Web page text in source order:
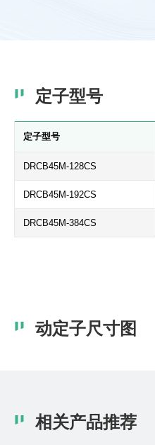
定子型号
定子型号
DRCB45M-128CS
DRCB45M-192CS
DRCB45M-384CS
动定子尺寸图
相关产品推荐